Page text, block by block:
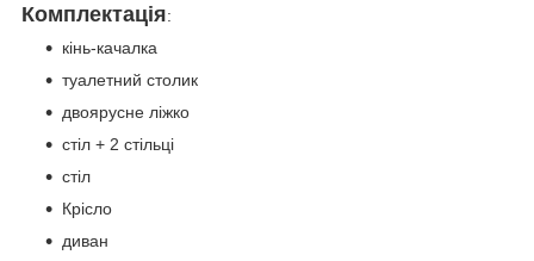
Комплектація:
кінь-качалка
туалетний столик
двоярусне ліжко
стіл + 2 стільці
стіл
Крісло
диван